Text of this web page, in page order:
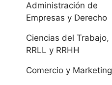
Administración de
Empresas y Derecho
Ciencias del Trabajo,
RRLL y RRHH
Comercio y Marketing